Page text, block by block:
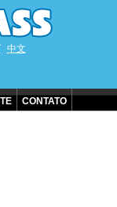
中文
CONTATO